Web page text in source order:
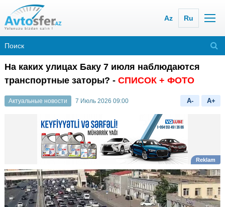
Az Ru
На каких улицах Баку 7 июля наблюдаются
транспортные заторы? - СПИСОК + ФОТО
Актуальные новости 7 Июль 2026 09:00 A- A+